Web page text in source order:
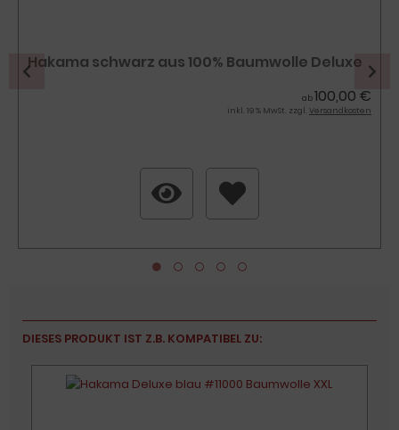
Hakama schwarz aus 100% Baumwolle Deluxe
ab100,00 €
inkl. 19 % MwSt. zzgl. Versandkosten
DIESES PRODUKT IST Z.B. KOMPATIBEL ZU: